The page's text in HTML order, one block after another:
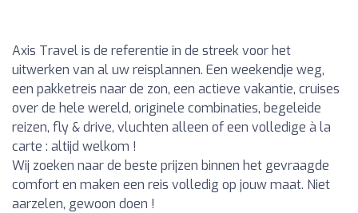
Axis Travel is de referentie in de streek voor het
uitwerken van al uw reisplannen. Een weekendje weg,
een pakketreis naar de zon, een actieve vakantie, cruises
over de hele wereld, originele combinaties, begeleide
reizen, fly & drive, vluchten alleen of een volledige à la
carte : altijd welkom !
Wij zoeken naar de beste prijzen binnen het gevraagde
comfort en maken een reis volledig op jouw maat. Niet
aarzelen, gewoon doen !